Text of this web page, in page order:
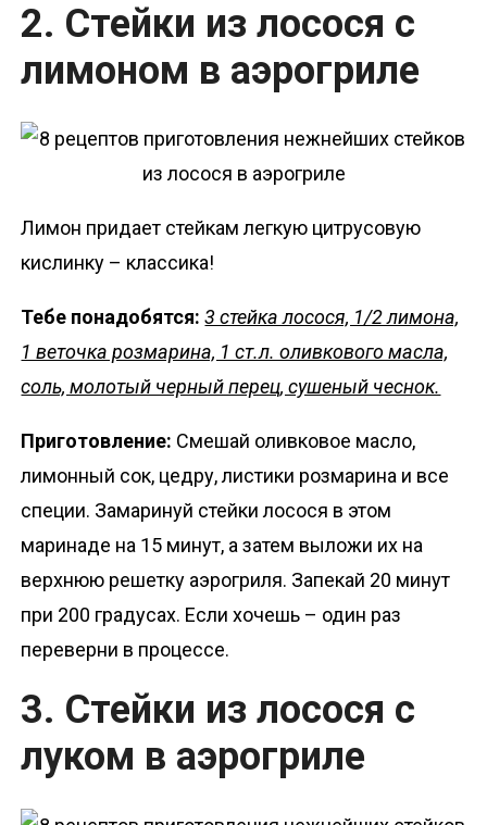
2. Стейки из лосося с
лимоном в аэрогриле
Лимон придает стейкам легкую цитрусовую
кислинку – классика!
Тебе понадобятся:3 стейка лосося, 1/2 лимона,
1 веточка розмарина, 1 ст.л. оливкового масла,
соль, молотый черный перец, сушеный чеснок.
Приготовление: Смешай оливковое масло,
лимонный сок, цедру, листики розмарина и все
специи. Замаринуй стейки лосося в этом
маринаде на 15 минут, а затем выложи их на
верхнюю решетку аэрогриля. Запекай 20 минут
при 200 градусах. Если хочешь – один раз
переверни в процессе.
3. Стейки из лосося с
луком в аэрогриле